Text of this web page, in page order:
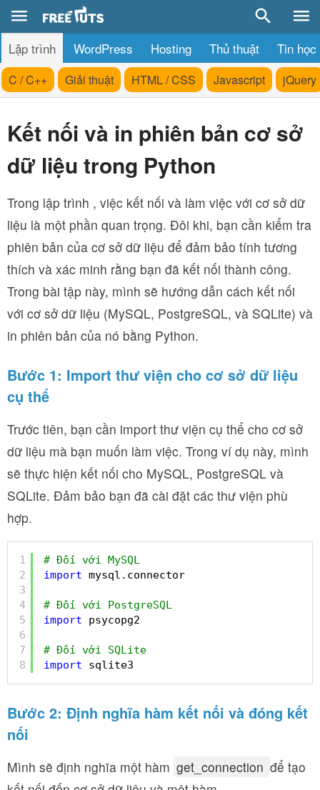
Lập trình WordPress Hosting Thủ thuật Tin học
C / C++ Giải thuật HTML / CSS Javascript jQuery
Kết nối và in phiên bản cơ sở
dữ liệu trong Python
Trong lập trình , việc kết nối và làm việc với cơ sở dữ
liệu là một phần quan trọng. Đôi khi, bạn cần kiểm tra
phiên bản của cơ sở dữ liệu để đảm bảo tính tương
thích và xác minh rằng bạn đã kết nối thành công.
Trong bài tập này, mình sẽ hướng dẫn cách kết nối
với cơ sở dữ liệu (MySQL, PostgreSQL, và SQLite) và
in phiên bản của nó bằng Python.
Bước 1: Import thư viện cho cơ sở dữ liệu
cụ thể
Trước tiên, bạn cần import thư viện cụ thể cho cơ sở
dữ liệu mà bạn muốn làm việc. Trong ví dụ này, mình
sẽ thực hiện kết nối cho MySQL, PostgreSQL và
SQLite. Đảm bảo bạn đã cài đặt các thư viện phù
hợp.
1
2
3
4
5
6
7
8
# Đối với MySQL
import mysql.connector
# Đối với PostgreSQL
import
psycopg2
# Đối với SQLite
import
sqlite3
Bước 2: Định nghĩa hàm kết nối và đóng kết
nối
Mình sẽ định nghĩa một hàm get_connection để tạo